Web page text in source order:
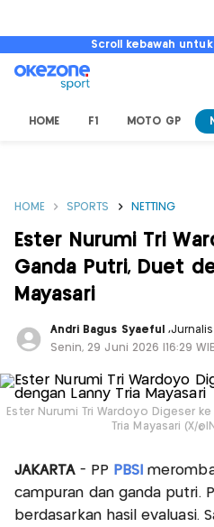
Scroll kebawah
HOME F1 MOTO GP
HOME SPORTS NETTING
Ester Nurumi Tri
Ganda Putri, Duet
Mayasari
Andri Bagus Syaeful ,Jurnalis
Senin, 29 Juni 2026 |16:29
Ester Nurumi Tri Wardoyo Digeser
Tria Mayasari (X/
JAKARTA- PP PBSI
campuran dan ganda putri.
berdasarkan hasil evaluasi.